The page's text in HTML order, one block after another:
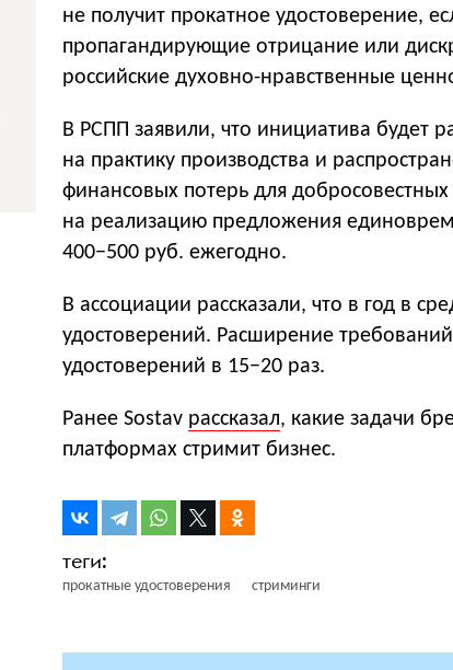
не получит прокатное удостоверение,
пропагандирующие отрицание или
российские духовно-нравственные
В РСПП заявили, что инициатива будет
на практику производства и
финансовых потерь для
на реализацию предложения
400−500 руб. ежегодно.
В ассоциации рассказали, что в год в
удостоверений. Расширение
удостоверений в 15−20 раз.
Ранее Sostav рассказал, какие задачи
платформах стримит бизнес.
прокатные удостоверения стриминги